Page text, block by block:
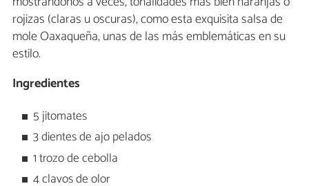
rojizas (claras u oscuras), como esta exquisita salsa de
mole Oaxaqueña, unas de las más emblemáticas en su
estilo.
Ingredientes
5 jitomates
3 dientes de ajo pelados
1 trozo de cebolla
4 clavos de olor